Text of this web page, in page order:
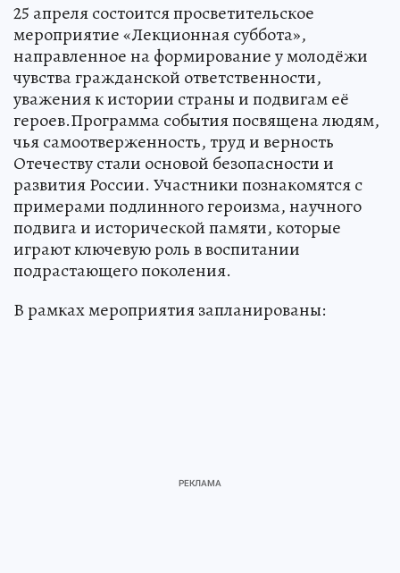
25 апреля состоится просветительское
мероприятие «Лекционная суббота»,
направленное на формирование у молодёжи
чувства гражданской ответственности,
уважения к истории страны и подвигам её
героев.Программа события посвящена людям,
чья самоотверженность, труд и верность
Отечеству стали основой безопасности и
развития России. Участники познакомятся с
примерами подлинного героизма, научного
подвига и исторической памяти, которые
играют ключевую роль в воспитании
подрастающего поколения.
В рамках мероприятия запланированы: